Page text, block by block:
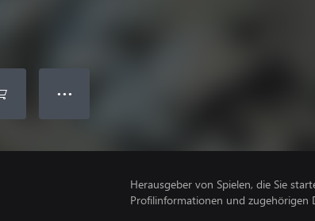
● ● ●
Herausgeber von Spielen, die Sie
Profilinformationen und zugehörigen